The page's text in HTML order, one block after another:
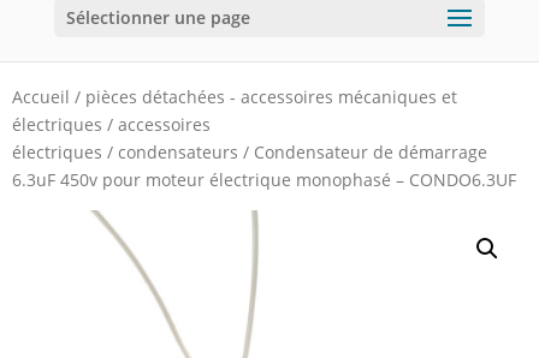
Sélectionner une page
Accueil / pièces détachées - accessoires mécaniques et
électriques / accessoires
électriques / condensateurs / Condensateur de démarrage
6.3uF 450v pour moteur électrique monophasé – CONDO6.3UF